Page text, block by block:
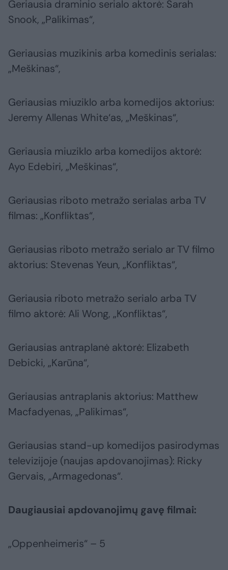
Geriausia draminio serialo aktorė: Sarah
Snook, „Palikimas“,
Geriausias muzikinis arba komedinis serialas:
„Meškinas“,
Geriausias miuziklo arba komedijos aktorius:
Jeremy Allenas White‘as, „Meškinas“,
Geriausia miuziklo arba komedijos aktorė:
Ayo Edebiri, „Meškinas“,
Geriausias riboto metražo serialas arba TV
filmas: „Konfliktas“,
Geriausias riboto metražo serialo ar TV filmo
aktorius: Stevenas Yeun, „Konfliktas“,
Geriausia riboto metražo serialo arba TV
filmo aktorė: Ali Wong, „Konfliktas“,
Geriausias antraplanė aktorė: Elizabeth
Debicki, „Karūna“,
Geriausias antraplanis aktorius: Matthew
Macfadyenas, „Palikimas“,
Geriausias stand-up komedijos pasirodymas
televizijoje (naujas apdovanojimas): Ricky
Gervais, „Armagedonas“.
Daugiausiai apdovanojimų gavę filmai:
„Oppenheimeris“ – 5